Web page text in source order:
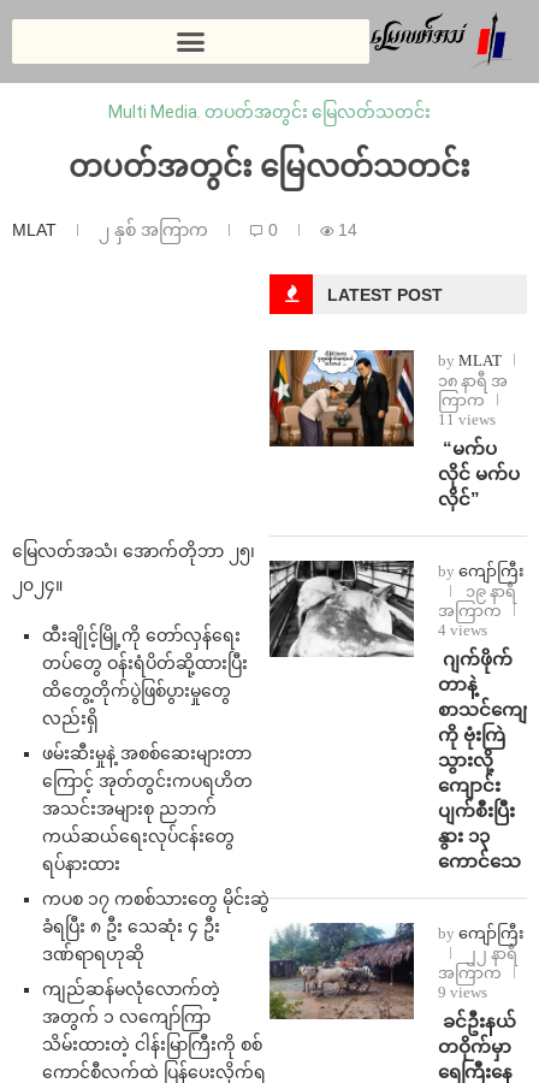
Multi Media, တပတ်အတွင်း မြေလတ်သတင်း
တပတ်အတွင်း မြေလတ်သတင်း
MLAT ၂ နှစ် အကြာက 0 14
မြေလတ်အသံ၊ အောက်တိုဘာ ၂၅၊
၂၀၂၄။
ထီးချိုင့်မြို့ကို တော်လှန်ရေး
တပ်တွေ ဝန်းရံပိတ်ဆို့ထားပြီး
ထိတွေ့တိုက်ပွဲဖြစ်ပွားမှုတွေ
လည်းရှိ
ဖမ်းဆီးမှုနဲ့ အစစ်ဆေးများတာ
ကြောင့် အုတ်တွင်းကပရဟိတ
အသင်းအများစု ညဘက်
ကယ်ဆယ်ရေးလုပ်ငန်းတွေ
ရပ်နားထား
ကပစ ၁၇ ကစစ်သားတွေ မိုင်းဆွဲ
ခံရပြီး ၈ ဦး သေဆုံး ၄ ဦး
ဒဏ်ရာရဟုဆို
ကျည်ဆန်မလုံလောက်တဲ့
အတွက် ၁ လကျော်ကြာ
သိမ်းထားတဲ့ ငါန်းမြာကြီးကို စစ်
ကောင်စီလက်ထဲ ပြန်ပေးလိုက်ရ
LATEST POST
by MLAT
၁၈ နာရီ အ
ကြာက
11 views
⁨ ⁨“မက်ပ
လိုင် မက်ပ
လိုင်”
by ကျော်ကြီး
၁၉ နာရီ
အကြာက
4 views
⁨⁩ ⁨ဂျက်ဖိုက်
တာနဲ့
စာသင်ကျော
ကို ဗုံးကြဲ
သွားလို့
ကျောင်း
ပျက်စီးပြီး
နွား ၁၃
ကောင်သေ
by ကျော်ကြီး
၂၂ နာရီ
အကြာက
9 views
⁩ ⁨ခင်ဦးနယ်
တဝိုက်မှာ
ရေကြီးနေ